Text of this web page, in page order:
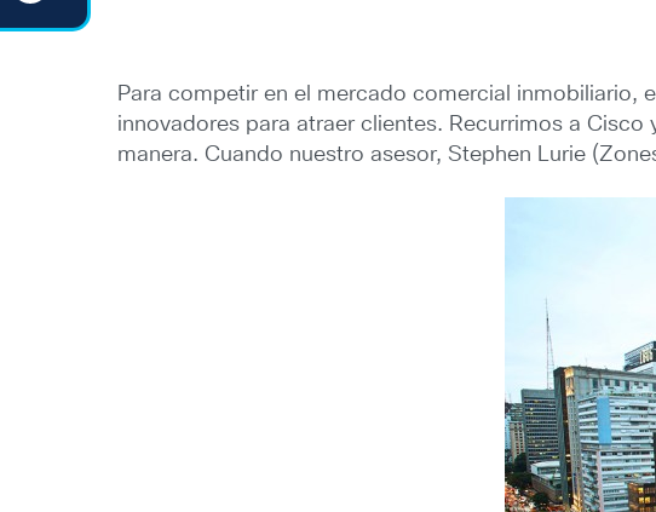
Para competir en el mercado comercial inmobiliario,
innovadores para atraer clientes. Recurrimos a
manera. Cuando nuestro asesor, Stephen Lurie